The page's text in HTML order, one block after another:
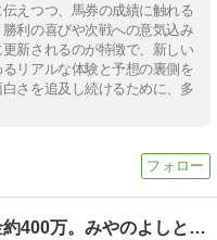
えつつ、馬券の成績に触れる
利の喜びや次戦への意気込み
新されるのが特徴で、新しい
リアルな体験と予想の裏側を
さを追及し続けるために、多
３０代独身男性借金約400万。みやのよしとの日常。